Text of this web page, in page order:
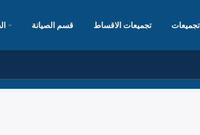
تجميعات تجميعات الاقساط قسم الصيانة